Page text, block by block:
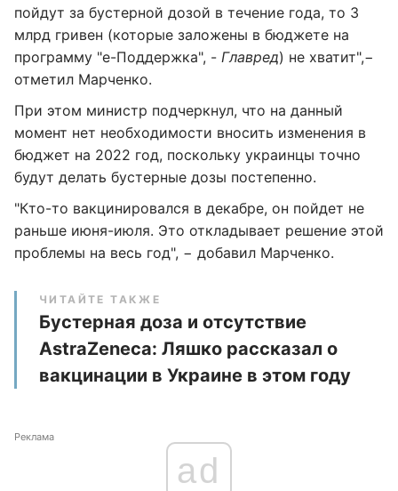
пойдут за бустерной дозой в течение года, то 3
млрд гривен (которые заложены в бюджете на
программу "е-Поддержка", - Главред) не хватит",−
отметил Марченко.
При этом министр подчеркнул, что на данный
момент нет необходимости вносить изменения в
бюджет на 2022 год, поскольку украинцы точно
будут делать бустерные дозы постепенно.
"Кто-то вакцинировался в декабре, он пойдет не
раньше июня-июля. Это откладывает решение этой
проблемы на весь год", − добавил Марченко.
ЧИТАЙТЕ ТАКЖЕ
Бустерная доза и отсутствие
AstraZeneca: Ляшко рассказал о
вакцинации в Украине в этом году
Реклама
ad